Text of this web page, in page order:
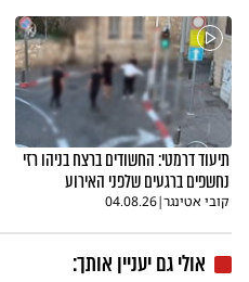
תיעוד דרמטי: החשודים ברצח בניהו רזי
נחשפים ברגעים שלפני האירוע
קובי אטינגר|
04.08.26
אולי גם יעניין אותך: